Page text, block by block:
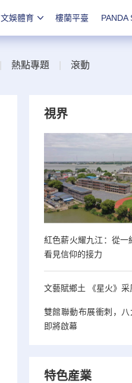
文娛體育 樓蘭平臺 PANDA
熱點專題 滾動
視界
紅色薪火耀九江：從一
看見信仰的接力
文藝賦鄉土 《星火》
雙館聯動布展衝刺，
即將啟幕
特色産業